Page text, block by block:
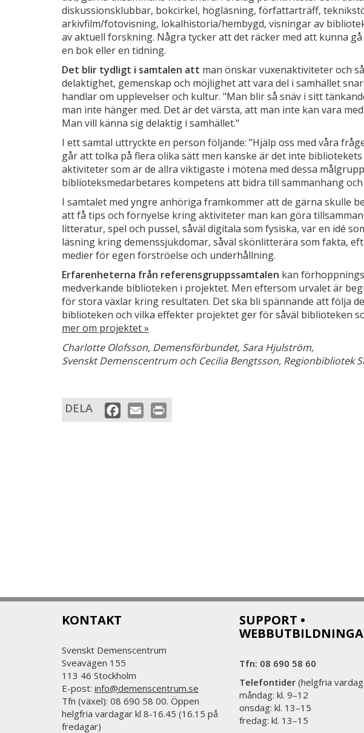
diskussionsklubbar, bokcirkel, högläsning, författarträff,
arkivfilm/fotovisning, lokalhistoria/hembygd, visningar av
av aktuell forskning. Några tycker att det räcker med att kunna
en bok eller en tidning.
Det blir tydligt i samtalen att man önskar vuxenaktiviteter och
delaktighet, gemenskap och möjlighet att vara del i samhället
handlar om upplevelser och kultur. "Man blir så snäv i sitt
man inte hänger med. Det är det värsta, att man inte kan vara
Man vill känna sig delaktig i samhället."
I ett samtal uttryckte en person följande: ”Hjälp oss med våra
går att tolka på flera olika sätt men kanske är det inte
aktiviteter som är de allra viktigaste i mötena med dessa
biblioteksmedarbetares kompetens att bidra till sammanhang
I samtalet med yngre anhöriga framkommer att de gärna skulle
att få tips och förnyelse kring aktiviteter man kan göra
litteratur, spel och pussel, såväl digitala som fysiska, var en idé
läsning kring demenssjukdomar, såväl skönlitterära som fakta,
medier för egen förströelse och underhållning.
Erfarenheterna från referensgruppssamtalen kan
medverkande biblioteken i projektet. Men eftersom urvalet är
för stora växlar kring resultaten. Det ska bli spännande att följa
biblioteken och vilka effekter projektet ger för såväl biblioteken
mer om projektet »
Charlotte Olofsson, Demensförbundet, Sara Hjulström,
Svenskt Demenscentrum och Cecilia Bengtsson, Regionbibliotek
DELA Facebook
Email
KONTAKT
Svenskt Demenscentrum
Sveavägen 155
113 46 Stockholm
E-post: info@demenscentrum.se
Tfn (växel): 08 690 58 00. Öppen
helgfria vardagar kl 8-16.45 (16.15 på
fredagar)
SUPPORT •
Tfn: 08 690 58 60
Telefontider(helgfria
måndag: kl. 9–12
onsdag: kl. 13–15
fredag: kl. 13–15